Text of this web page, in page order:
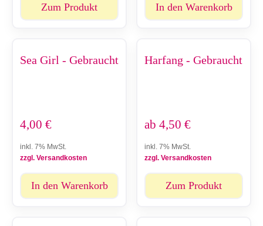
Zum Produkt In den Warenkorb
Sea Girl - Gebraucht
4,00 €
inkl. 7% MwSt.
zzgl. Versandkosten
In den Warenkorb
Harfang - Gebraucht
ab 4,50 €
inkl. 7% MwSt.
zzgl. Versandkosten
Zum Produkt